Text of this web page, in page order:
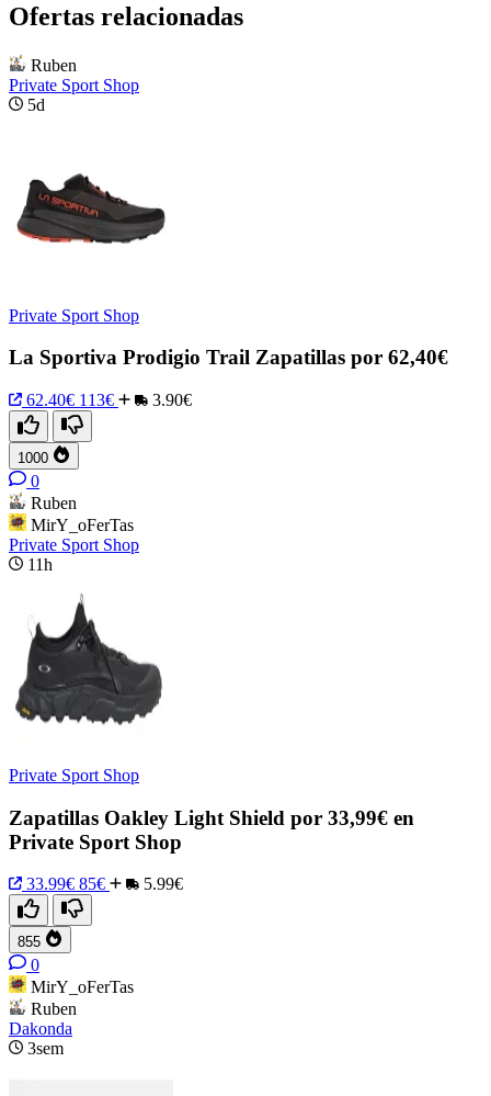
Ofertas relacionadas
Ruben
Private Sport Shop
5d
Private Sport Shop
La Sportiva Prodigio Trail Zapatillas por 62,40€
62.40€ 113€ 3.90€
1000
0
Ruben
MirY_oFerTas
Private Sport Shop
11h
Private Sport Shop
Zapatillas Oakley Light Shield por 33,99€ en
Private Sport Shop
33.99€ 85€ 5.99€
855
0
MirY_oFerTas
Ruben
Dakonda
3sem